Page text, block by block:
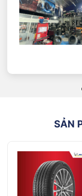
cả khi đi cao
Áp suất
sát và tuổi thọ
SẢN